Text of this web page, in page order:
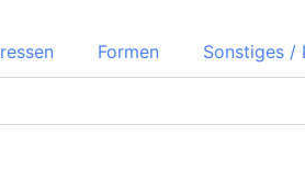
Formen Sonstiges /